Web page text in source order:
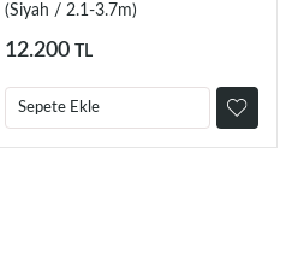
(Siyah / 2.1-3.7m)
12.200 TL
Sepete Ekle